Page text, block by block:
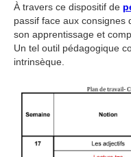
À travers ce dispositif de
passif face aux consignes
son apprentissage et
Un tel outil pédagogique
intrinsèque.